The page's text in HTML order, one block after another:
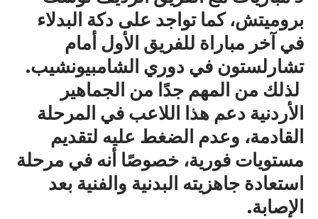
بروميتش، كما تواجد على دكة البدلاء
في آخر مباراة للفريق الأول أمام
تشارلستون في دوري الشامبيونشيب.
لذلك من المهم جدًا من الجماهير
الأردنية دعم هذا اللاعب في المرحلة
القادمة، وعدم الضغط عليه لتقديم
مستويات فورية، خصوصًا أنه في مرحلة
استعادة جاهزيته البدنية والفنية بعد
الإصابة.